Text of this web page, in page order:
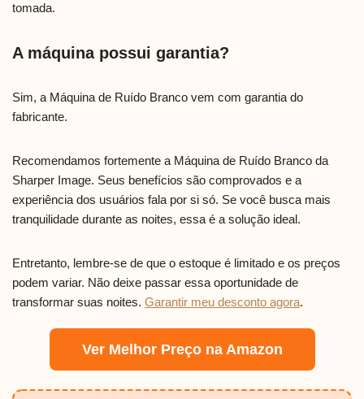
tomada.
A máquina possui garantia?
Sim, a Máquina de Ruído Branco vem com garantia do
fabricante.
Recomendamos fortemente a Máquina de Ruído Branco da
Sharper Image. Seus benefícios são comprovados e a
experiência dos usuários fala por si só. Se você busca mais
tranquilidade durante as noites, essa é a solução ideal.
Entretanto, lembre-se de que o estoque é limitado e os preços
podem variar. Não deixe passar essa oportunidade de
transformar suas noites. Garantir meu desconto agora.
Ver Melhor Preço na Amazon